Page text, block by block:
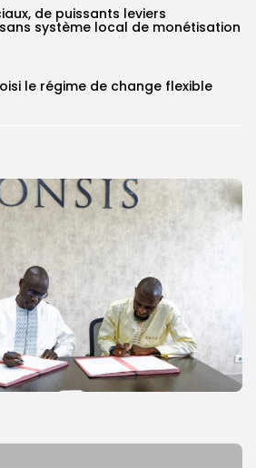
de puissants leviers
système local de monétisation
le régime de change flexible